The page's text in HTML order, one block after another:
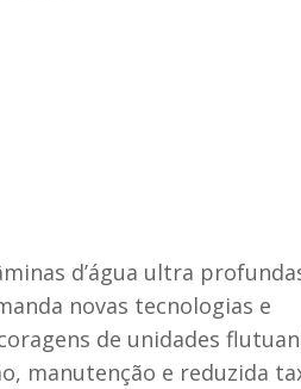
d’água ultra
novas tecnologias e
de unidades
manutenção e reduzida